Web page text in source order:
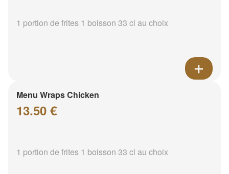
1 portion de frites 1 boisson 33 cl au choix
Menu Wraps Chicken
13.50 €
1 portion de frites 1 boisson 33 cl au choix